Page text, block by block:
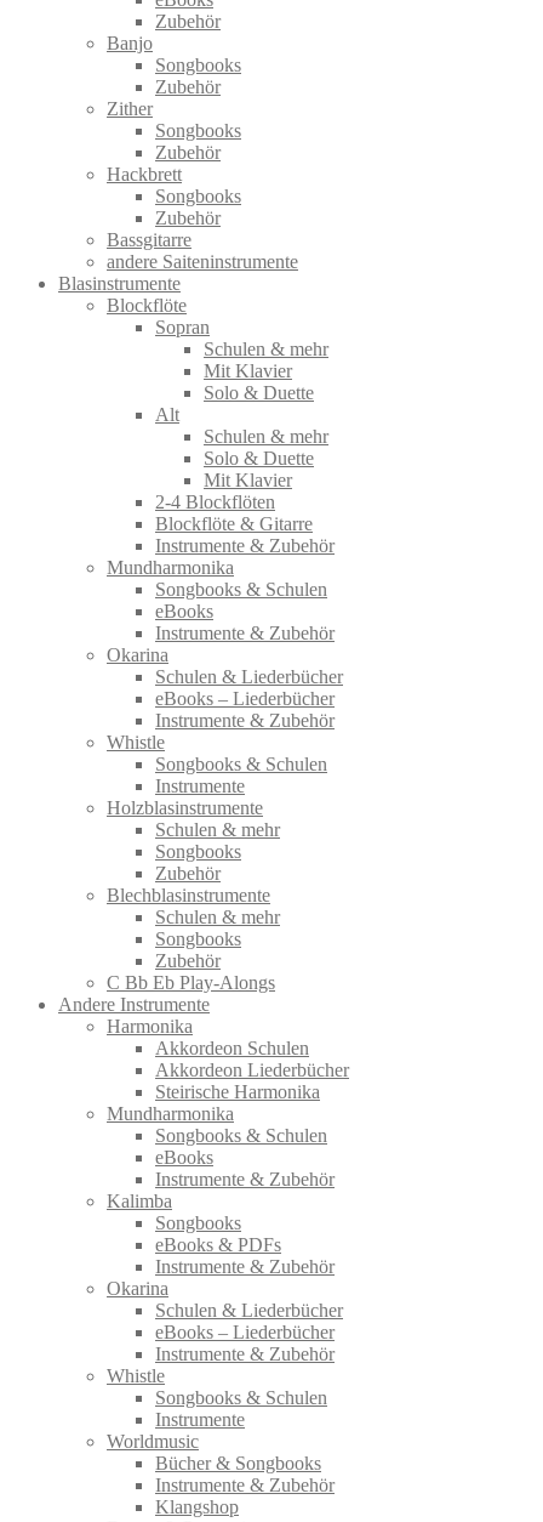
Zubehör
Banjo
Songbooks
Zubehör
Zither
Songbooks
Zubehör
Hackbrett
Songbooks
Zubehör
Bassgitarre
andere Saiteninstrumente
Blasinstrumente
Blockflöte
Sopran
Schulen & mehr
Mit Klavier
Solo & Duette
Alt
Schulen & mehr
Solo & Duette
Mit Klavier
2-4 Blockflöten
Blockflöte & Gitarre
Instrumente & Zubehör
Mundharmonika
Songbooks & Schulen
eBooks
Instrumente & Zubehör
Okarina
Schulen & Liederbücher
eBooks – Liederbücher
Instrumente & Zubehör
Whistle
Songbooks & Schulen
Instrumente
Holzblasinstrumente
Schulen & mehr
Songbooks
Zubehör
Blechblasinstrumente
Schulen & mehr
Songbooks
Zubehör
C Bb Eb Play-Alongs
Andere Instrumente
Harmonika
Akkordeon Schulen
Akkordeon Liederbücher
Steirische Harmonika
Mundharmonika
Songbooks & Schulen
eBooks
Instrumente & Zubehör
Kalimba
Songbooks
eBooks & PDFs
Instrumente & Zubehör
Okarina
Schulen & Liederbücher
eBooks – Liederbücher
Instrumente & Zubehör
Whistle
Songbooks & Schulen
Instrumente
Worldmusic
Bücher & Songbooks
Instrumente & Zubehör
Klangshop